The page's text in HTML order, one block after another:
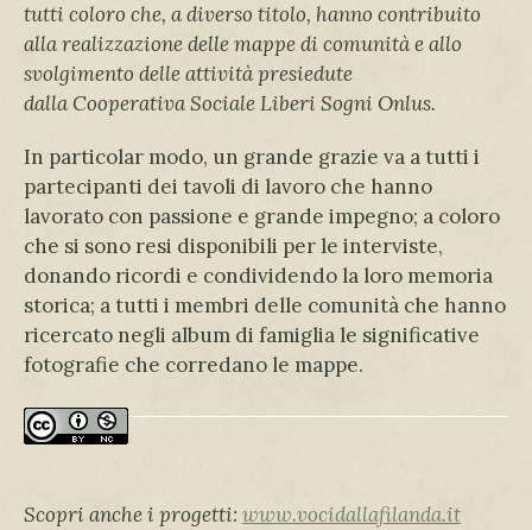
tutti coloro che, a diverso titolo, hanno contribuito
alla realizzazione delle mappe di comunità e allo
svolgimento delle attività presiedute
dallaCooperativa Sociale Liberi Sogni Onlus.
In particolar modo, un grande grazie va a tutti i
partecipanti dei tavoli di lavoro che hanno
lavorato con passione e grande impegno; a coloro
che si sono resi disponibili per le interviste,
donando ricordi e condividendo la loro memoria
storica; a tutti i membri delle comunità che hanno
ricercato negli album di famiglia le significative
fotografie che corredano le mappe.
Scopri anche i progetti: www.vocidallafilanda.it